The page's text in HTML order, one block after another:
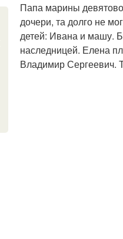
Папа марины
дочери, та долго не
детей: Ивана и машу.
наследницей. Елена
Владимир Сергеевич.